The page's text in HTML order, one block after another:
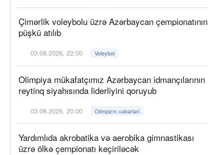
Çimərlik voleybolu üzrə Azərbaycan çempionatının
püşkü atılıb
03.08.2026, 22:00 Voleybol
Olimpiya mükafatçımız Azərbaycan idmançılarının
reytinq siyahısında liderliyini qoruyub
03.08.2026, 20:00 Olimpizm xəbərləri
Yardımlıda akrobatika və aerobika gimnastikası
üzrə ölkə çempionatı keçiriləcək